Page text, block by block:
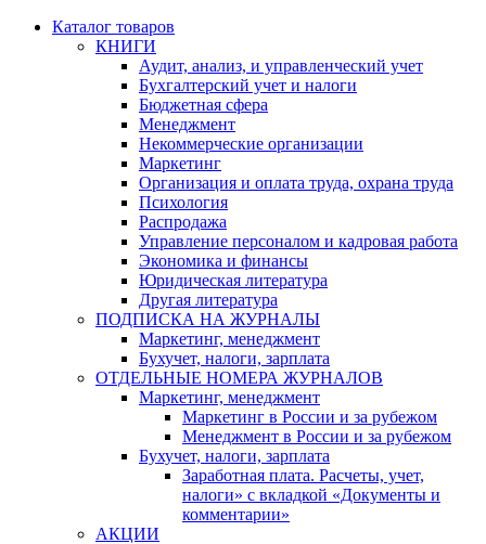
Каталог товаров
КНИГИ
Аудит, анализ, и управленческий учет
Бухгалтерский учет и налоги
Бюджетная сфера
Менеджмент
Некоммерческие организации
Маркетинг
Организация и оплата труда, охрана труда
Психология
Распродажа
Управление персоналом и кадровая работа
Экономика и финансы
Юридическая литература
Другая литература
ПОДПИСКА НА ЖУРНАЛЫ
Маркетинг, менеджмент
Бухучет, налоги, зарплата
ОТДЕЛЬНЫЕ НОМЕРА ЖУРНАЛОВ
Маркетинг, менеджмент
Маркетинг в России и за рубежом
Менеджмент в России и за рубежом
Бухучет, налоги, зарплата
Заработная плата. Расчеты, учет,
налоги» с вкладкой «Документы и
комментарии»
АКЦИИ